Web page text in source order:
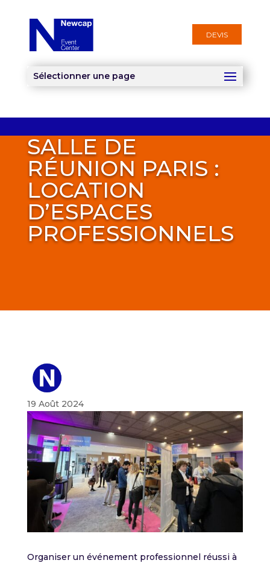
DEVIS
Sélectionner une page
SALLE DE
RÉUNION PARIS :
LOCATION
D’ESPACES
PROFESSIONNELS
19 Août 2024
Organiser un événement professionnel réussi à